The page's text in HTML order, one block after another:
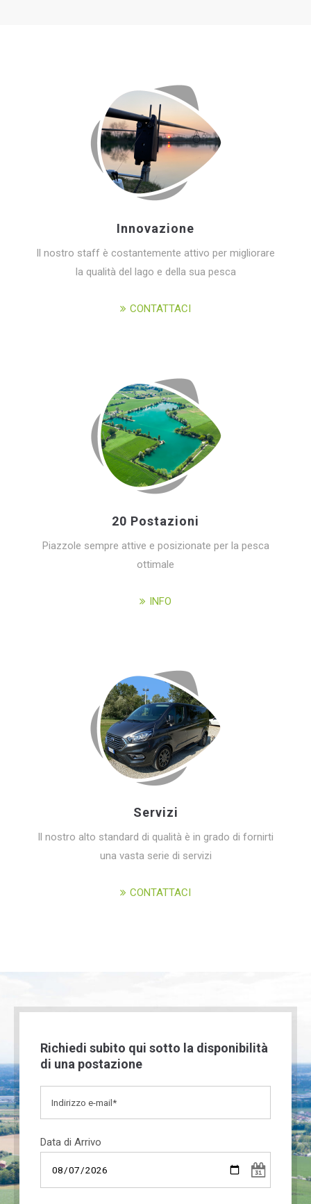
Innovazione
Il nostro staff è costantemente attivo per migliorare
la qualità del lago e della sua pesca
CONTATTACI
20 Postazioni
Piazzole sempre attive e posizionate per la pesca
ottimale
INFO
Servizi
Il nostro alto standard di qualità è in grado di fornirti
una vasta serie di servizi
CONTATTACI
Richiedi subito qui sotto la disponibilità
di una postazione
Data di Arrivo